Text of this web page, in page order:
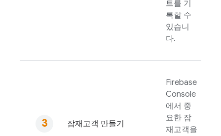
트를 기
록할 수
있습니
다.
잠재고객 만들기
Firebase
Console
에서 중
요한 잠
재고객을